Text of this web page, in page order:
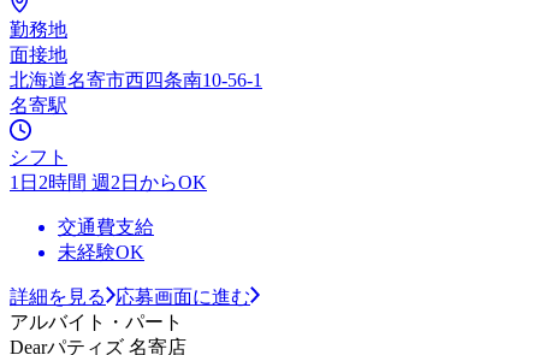
勤務地
面接地
北海道名寄市西四条南10-56-1
名寄駅
シフト
1日2時間 週2日からOK
交通費支給
未経験OK
詳細を見る
応募画面に進む
アルバイト・パート
Dearパティズ 名寄店